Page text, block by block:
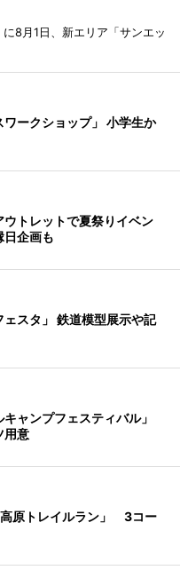
8月1日、新エリア「サンエッ
ークショップ」 小学生か
トレットで夏祭りイベン
企画も
スタ」 鉄道模型展示や記
キャンプフェスティバル」
用意
原トレイルラン」 3コー